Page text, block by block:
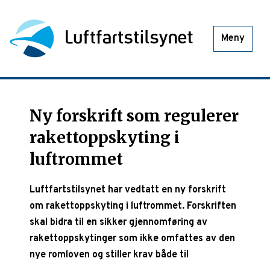
Meny
Ny forskrift som regulerer
rakettoppskyting i
luftrommet
Luftfartstilsynet har vedtatt en ny forskrift
om rakettoppskyting i luftrommet. Forskriften
skal bidra til en sikker gjennomføring av
rakettoppskytinger som ikke omfattes av den
nye romloven og stiller krav både til